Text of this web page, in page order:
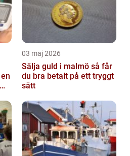
03 maj 2026
Sälja guld i malmö så får
du bra betalt på ett tryggt
sätt